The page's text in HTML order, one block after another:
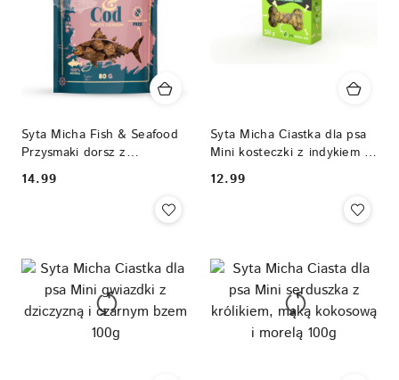
Syta Micha Fish & Seafood
Przysmaki dorsz z
tuńczykiem dla psa 80g
Cena:
14.99
Syta Micha Ciastka dla psa
Mini kosteczki z indykiem i
chudym twarożkiem 100g
Cena:
12.99